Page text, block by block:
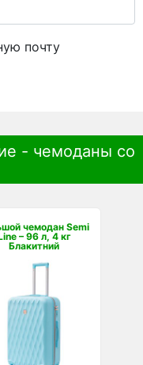
почту
- чемоданы со
чемодан Semi
– 96 л, 4 кг
Блакитний